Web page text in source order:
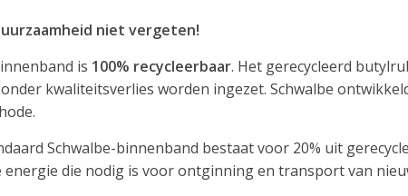
niet vergeten!
is 100% recycleerbaar. Het gerecycleerd
kwaliteitsverlies worden ingezet. Schwalbe
Schwalbe-binnenband bestaat voor 20% uit
die nodig is voor ontginning en transport van